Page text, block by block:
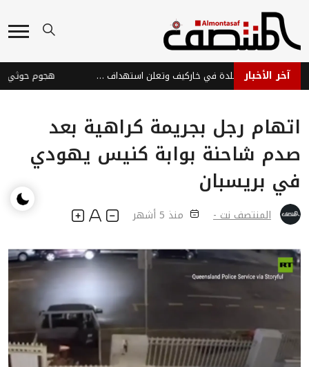
آخر الأخبار روسيا تسيطر على بلدة في خاركيف وتعلن استهداف سفن أوكرانية
اتهام رجل بجريمة كراهية بعد
صدم شاحنة بوابة كنيس يهودي
في بريسبان
المنتصف نت - منذ 5 أشهر